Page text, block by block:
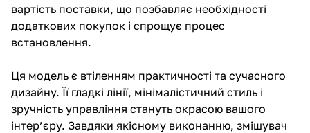
вартість поставки, що позбавляє необхідності
додаткових покупок і спрощує процес
встановлення.
Ця модель є втіленням практичності та сучасного
дизайну. Її гладкі лінії, мінімалістичний стиль і
зручність управління стануть окрасою вашого
інтер’єру. Завдяки якісному виконанню, змішувач